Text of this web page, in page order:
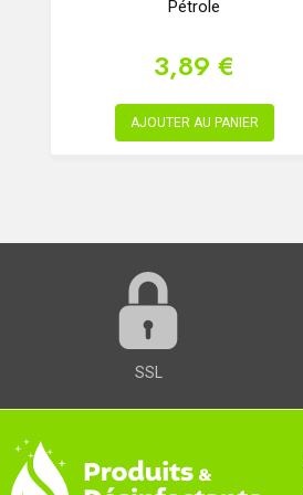
Pétrole
3,89 €
AJOUTER AU PANIER
SSL